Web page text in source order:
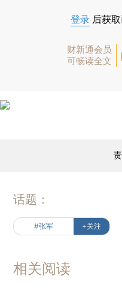
登录 后获
财新通会员
可畅读全文
话题：
#张军 +关注
相关阅读